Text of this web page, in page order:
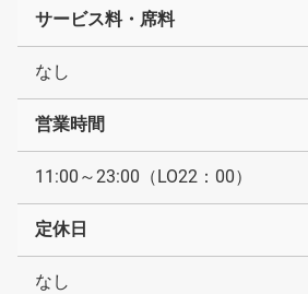
サービス料・席料
なし
営業時間
11:00～23:00（LO22：00）
定休日
なし